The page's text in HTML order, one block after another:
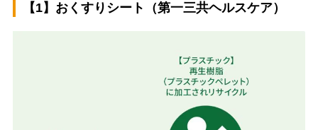
【1】おくすりシート（第一三共ヘルスケア）